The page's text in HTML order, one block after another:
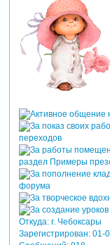
Откуда:г. Чебоксары
Зарегистрирован: 01-